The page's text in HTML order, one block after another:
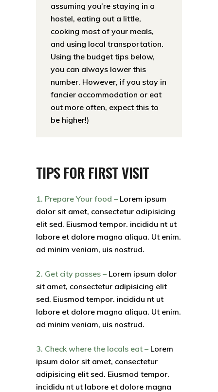
assuming you’re staying in a
hostel, eating out a little,
cooking most of your meals,
and using local transportation.
Using the budget tips below,
you can always lower this
number. However, if you stay in
fancier accommodation or eat
out more often, expect this to
be higher!)
TIPS FOR FIRST VISIT
1. Prepare Your food – Lorem ipsum
dolor sit amet, consectetur adipisicing
elit sed. Eiusmod tempor. incididu nt ut
labore et dolore magna aliqua. Ut enim.
ad minim veniam, uis nostrud.
2. Get city passes – Lorem ipsum dolor
sit amet, consectetur adipisicing elit
sed. Eiusmod tempor. incididu nt ut
labore et dolore magna aliqua. Ut enim.
ad minim veniam, uis nostrud.
3. Check where the locals eat – Lorem
ipsum dolor sit amet, consectetur
adipisicing elit sed. Eiusmod tempor.
incididu nt ut labore et dolore magna